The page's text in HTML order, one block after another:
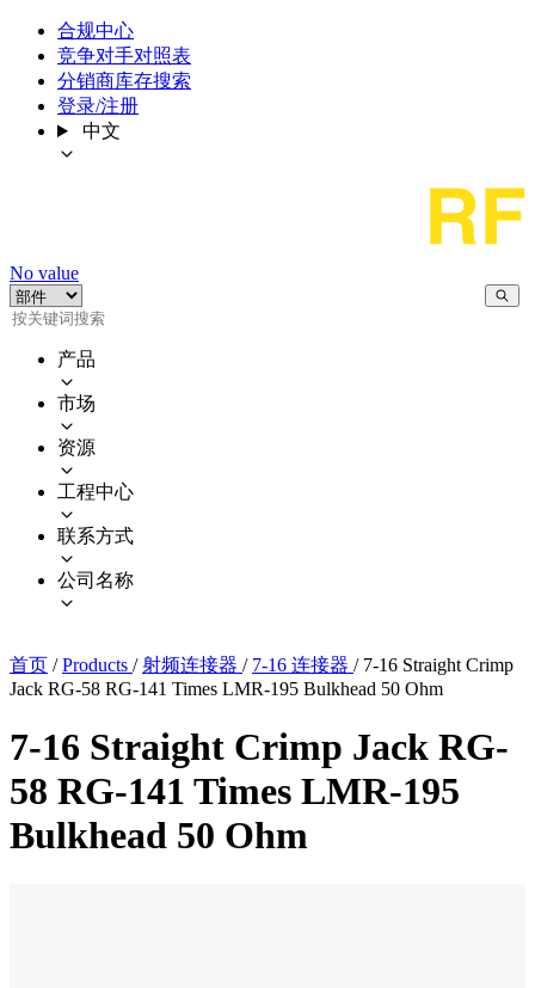
合规中心
竞争对手对照表
分销商库存搜索
登录/注册
中文
No value
产品
市场
资源
工程中心
联系方式
公司名称
首页 / Products / 射频连接器 / 7-16 连接器 / 7-16 Straight Crimp
Jack RG-58 RG-141 Times LMR-195 Bulkhead 50 Ohm
7-16 Straight Crimp Jack RG-
58 RG-141 Times LMR-195
Bulkhead 50 Ohm